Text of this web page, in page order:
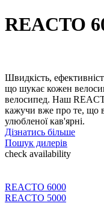
REACTO
Швидкість,
що шукає кожен
велосипед. Наш
кажучи вже про те, що
улюбленої кав'ярні.
Дізнатись більше
Пошук дилерів
check availability
REACTO 6000
REACTO 5000